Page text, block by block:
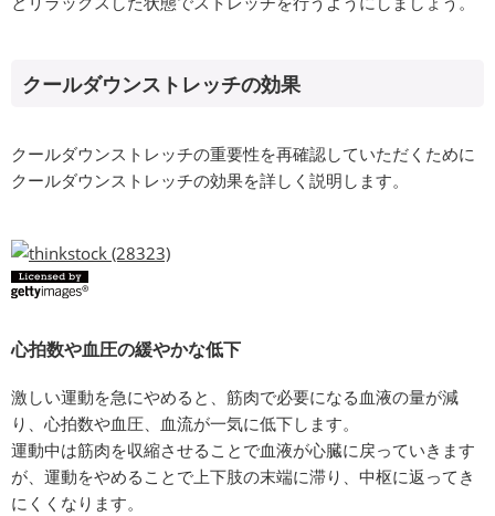
クールダウンストレッチの効果
クールダウンストレッチの重要性を再確認していただくために
クールダウンストレッチの効果を詳しく説明します。
心拍数や血圧の緩やかな低下
激しい運動を急にやめると、筋肉で必要になる血液の量が減
り、心拍数や血圧、血流が一気に低下します。
運動中は筋肉を収縮させることで血液が心臓に戻っていきます
が、運動をやめることで上下肢の末端に滞り、中枢に返ってき
にくくなります。